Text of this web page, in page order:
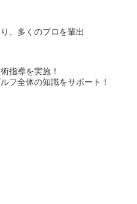
、多くのプロを輩出
指導を実施！
フ全体の知識をサポート！